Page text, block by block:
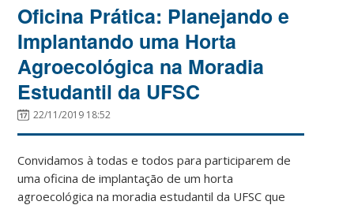
Oficina Prática: Planejando e
Implantando uma Horta
Agroecológica na Moradia
Estudantil da UFSC
22/11/2019 18:52
Convidamos à todas e todos para participarem de
uma oficina de implantação de um horta
agroecológica na moradia estudantil da UFSC que